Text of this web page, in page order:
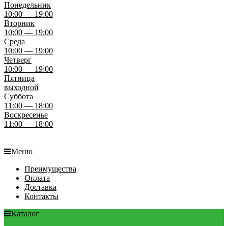
Понедельник
10:00 — 19:00
Вторник
10:00 — 19:00
Среда
10:00 — 19:00
Четверг
10:00 — 19:00
Пятница
выходной
Суббота
11:00 — 18:00
Воскресенье
11:00 — 18:00
Меню
Преимущества
Оплата
Доставка
Контакты
Каталог